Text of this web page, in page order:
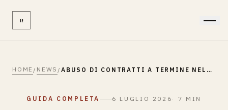
R
HOME / NEWS / ABUSO DI CONTRATTI A TERMINE NELLA SCUOLA
GUIDA COMPLETA 6 LUGLIO 2026 · 7 MIN